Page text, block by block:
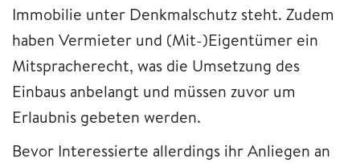
Immobilie unter Denkmalschutz steht. Zudem
haben Vermieter und (Mit-)Eigentümer ein
Mitspracherecht, was die Umsetzung des
Einbaus anbelangt und müssen zuvor um
Erlaubnis gebeten werden.
Bevor Interessierte allerdings ihr Anliegen an